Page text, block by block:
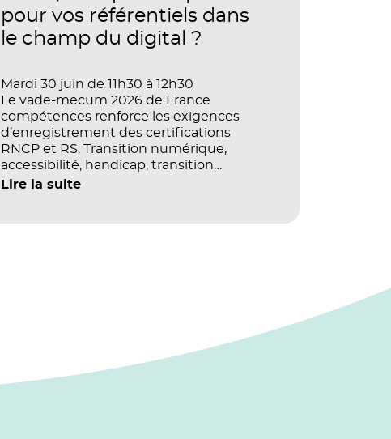
pour vos référentiels dans
le champ du digital ?
Mardi 30 juin de 11h30 à 12h30
Le vade-mecum 2026 de France
compétences renforce les exigences
d’enregistrement des certifications
RNCP et RS. Transition numérique,
accessibilité, handicap, transition
écologique : quels impacts concrets pour
Lire la suite